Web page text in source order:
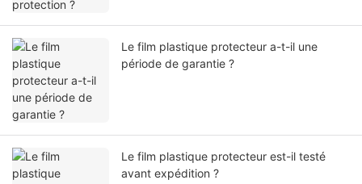
Le film plastique protecteur a-t-il une
période de garantie ?
Le film plastique protecteur est-il testé
avant expédition ?